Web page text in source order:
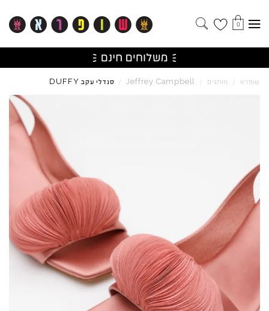
0
שופרא / מותגים /
Jeffrey Campbell
/ סנדלי עקב DUFFY